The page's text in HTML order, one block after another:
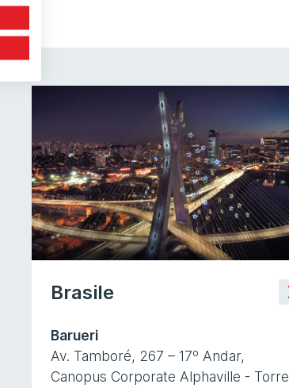
Brasile
Barueri
Av. Tamboré, 267 – 17º Andar,
Canopus Corporate Alphaville - Torre